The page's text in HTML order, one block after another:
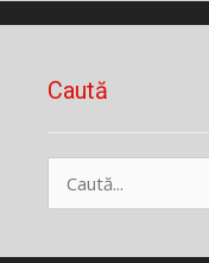
Caută
după: